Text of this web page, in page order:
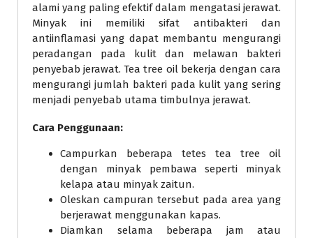
alami yang paling efektif dalam mengatasi jerawat.
Minyak ini memiliki sifat antibakteri dan
antiinflamasi yang dapat membantu mengurangi
peradangan pada kulit dan melawan bakteri
penyebab jerawat. Tea tree oil bekerja dengan cara
mengurangi jumlah bakteri pada kulit yang sering
menjadi penyebab utama timbulnya jerawat.
Cara Penggunaan:
Campurkan beberapa tetes tea tree oil
dengan minyak pembawa seperti minyak
kelapa atau minyak zaitun.
Oleskan campuran tersebut pada area yang
berjerawat menggunakan kapas.
Diamkan selama beberapa jam atau